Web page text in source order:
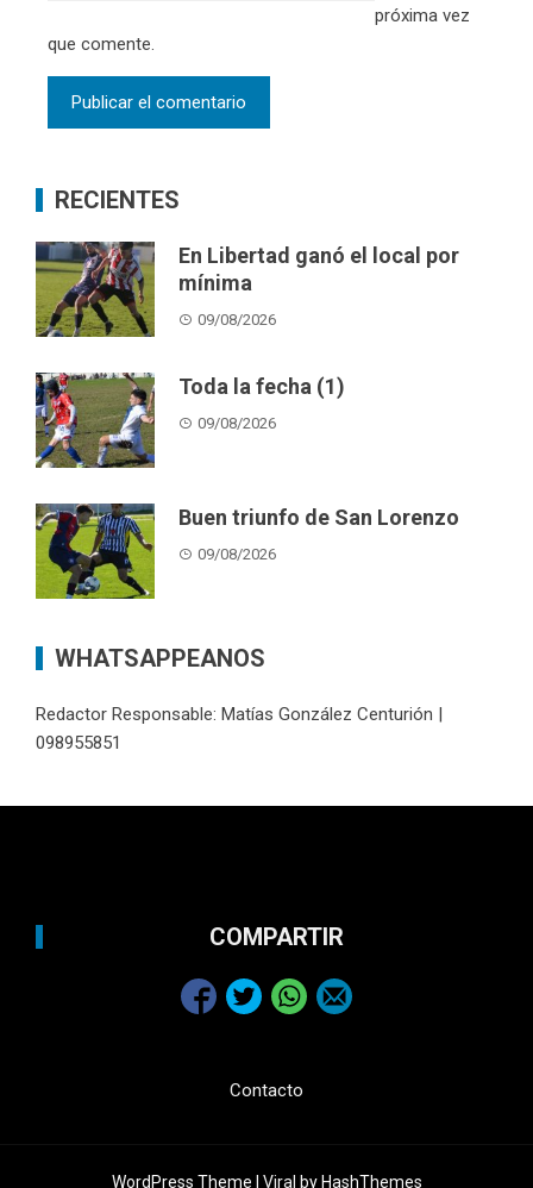
próxima vez
que comente.
RECIENTES
En Libertad ganó el local por
mínima
09/08/2026
Toda la fecha (1)
09/08/2026
Buen triunfo de San Lorenzo
09/08/2026
WHATSAPPEANOS
Redactor Responsable: Matías González Centurión |
098955851
COMPARTIR
Contacto
WordPress Theme | Viral by HashThemes